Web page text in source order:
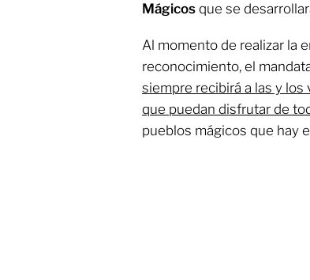
Mágicos que se
Al momento de realizar la
reconocimiento, el
siempre recibirá a las y
que puedan disfrutar de
pueblos mágicos que hay